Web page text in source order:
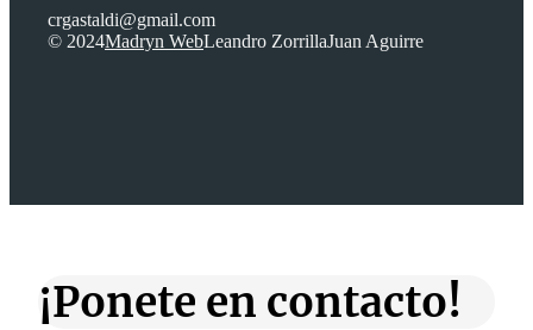
crgastaldi@gmail.com
© 2024Madryn WebLeandro ZorrillaJuan Aguirre
¡Ponete en contacto!